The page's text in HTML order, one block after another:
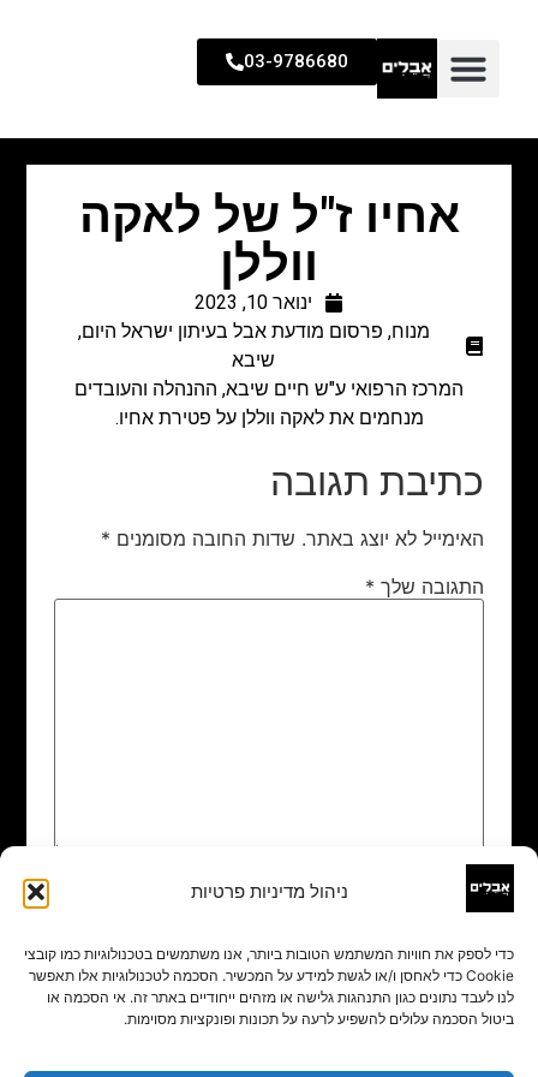
ניהול מדיניות פרטיות
כדי לספק את חוויות המשתמש הטובות ביותר, אנו משתמשים בטכנולוגיות כמו קובצי
Cookie כדי לאחסן ו/או לגשת למידע על המכשיר. הסכמה לטכנולוגיות אלו תאפשר
לנו לעבד נתונים כגון התנהגות גלישה או מזהים ייחודיים באתר זה. אי הסכמה או
ביטול הסכמה עלולים להשפיע לרעה על תכונות ופונקציות מסוימות.
03-9786680
אחיו ז"ל של לאקה
ווללן
ינואר 10, 2023
מנוח, פרסום מודעת אבל בעיתון ישראל היום,
שיבא
המרכז הרפואי ע"ש חיים שיבא, ההנהלה והעובדים
מנחמים את לאקה ווללן על פטירת אחיו.
כתיבת תגובה
האימייל לא יוצג באתר. שדות החובה מסומנים *
התגובה שלך *
שם
אימייל*